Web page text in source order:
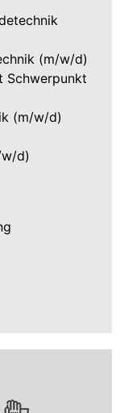
(m/w/d)
Schwerpunkt
(m/w/d)
d)